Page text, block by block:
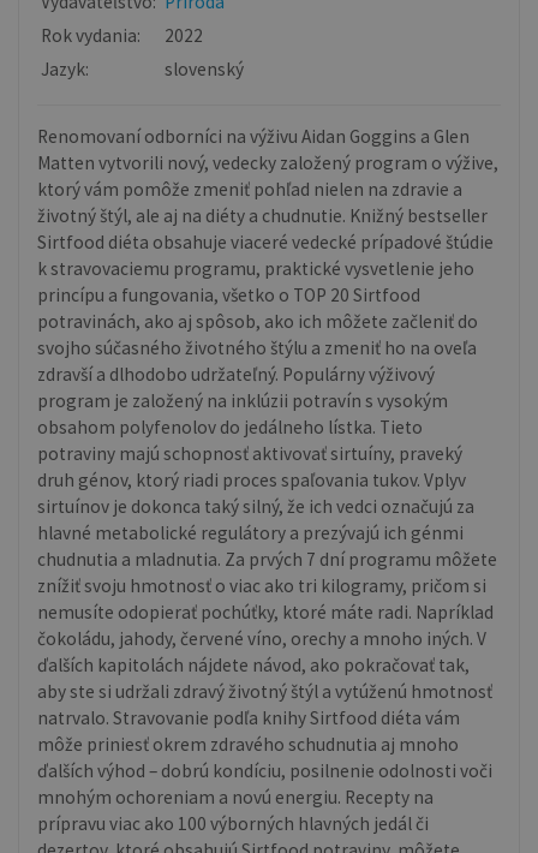
Rok vydania:
2022
Jazyk:
slovenský
Renomovaní odborníci na výživu Aidan Goggins a Glen
Matten vytvorili nový, vedecky založený program o výžive,
ktorý vám pomôže zmeniť pohľad nielen na zdravie a
životný štýl, ale aj na diéty a chudnutie. Knižný bestseller
Sirtfood diéta obsahuje viaceré vedecké prípadové štúdie
k stravovaciemu programu, praktické vysvetlenie jeho
princípu a fungovania, všetko o TOP 20 Sirtfood
potravinách, ako aj spôsob, ako ich môžete začleniť do
svojho súčasného životného štýlu a zmeniť ho na oveľa
zdravší a dlhodobo udržateľný. Populárny výživový
program je založený na inklúzii potravín s vysokým
obsahom polyfenolov do jedálneho lístka. Tieto
potraviny majú schopnosť aktivovať sirtuíny, praveký
druh génov, ktorý riadi proces spaľovania tukov. Vplyv
sirtuínov je dokonca taký silný, že ich vedci označujú za
hlavné metabolické regulátory a prezývajú ich génmi
chudnutia a mladnutia. Za prvých 7 dní programu môžete
znížiť svoju hmotnosť o viac ako tri kilogramy, pričom si
nemusíte odopierať pochúťky, ktoré máte radi. Napríklad
čokoládu, jahody, červené víno, orechy a mnoho iných. V
ďalších kapitolách nájdete návod, ako pokračovať tak,
aby ste si udržali zdravý životný štýl a vytúženú hmotnosť
natrvalo. Stravovanie podľa knihy Sirtfood diéta vám
môže priniesť okrem zdravého schudnutia aj mnoho
ďalších výhod – dobrú kondíciu, posilnenie odolnosti voči
mnohým ochoreniam a novú energiu. Recepty na
prípravu viac ako 100 výborných hlavných jedál či